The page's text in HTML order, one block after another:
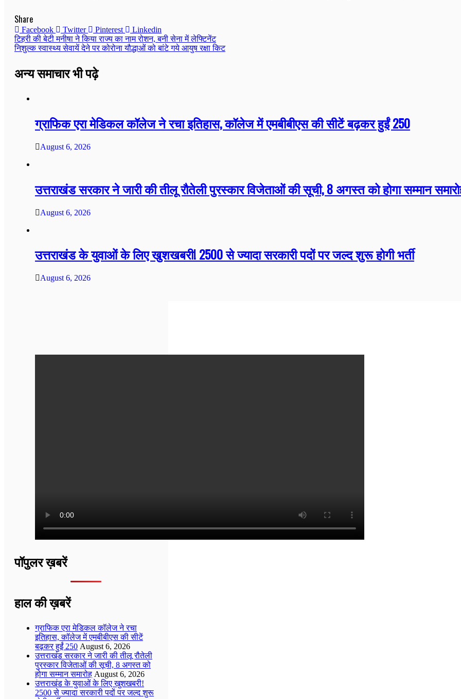
Share
Facebook Twitter Pinterest
Linkedin
टिहरी की बेटी मनीषा ने किया राज्य का नाम रोशन, बनी सेना में लेफ्टिनेंट
निशुल्क स्वास्थ्य सेवायें देने पर कोरोना यौद्धाओं को बांटे गये आयुष रक्षा किट
अन्य समाचार भी पढ़े
ग्राफिक एरा मेडिकल कॉलेज ने रचा इतिहास, कॉलेज में एमबीबीएस की सीटें बढ़कर हुईं 250
August 6, 2026
उत्तराखंड सरकार ने जारी की तीलू रौतेली पुरस्कार विजेताओं की सूची, 8 अगस्त को होगा सम्मान
August 6, 2026
उत्तराखंड के युवाओं के लिए खुशखबरी! 2500 से ज्यादा सरकारी पदों पर जल्द शुरू होगी भर्ती
August 6, 2026
पॉपुलर ख़बरें
हाल की ख़बरें
ग्राफिक एरा मेडिकल कॉलेज ने रचा
इतिहास, कॉलेज में एमबीबीएस की सीटें
बढ़कर हुईं 250 August 6, 2026
उत्तराखंड सरकार ने जारी की तीलू रौतेली
पुरस्कार विजेताओं की सूची, 8 अगस्त को
होगा सम्मान समारोह August 6, 2026
उत्तराखंड के युवाओं के लिए खुशखबरी!
2500 से ज्यादा सरकारी पदों पर जल्द शुरू